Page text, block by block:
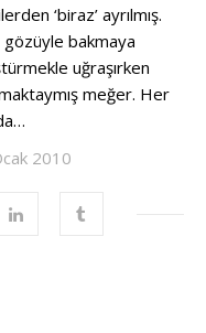
‘biraz’ ayrılmış.
bakmaya
uğraşırken
meğer. Her
2010